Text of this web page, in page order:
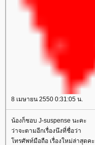
8 เมษายน 2550 0:31:05 น.
น้องก็ชอบ J-suspense นะคะ
ว่าจะตามอีกเรื่องนึงที่ชื่อว่า
ทรศัพท์มือถือ เรื่องใหม่ล่าสุดคะ